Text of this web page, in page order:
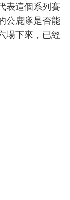
表這個系列賽
公鹿隊是否能
場下來，已經